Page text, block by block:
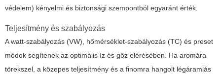
védelem) kényelmi és biztonsági szempontból egyaránt érték.
Teljesítmény és szabályozás
A watt-szabályozás (VW), hőmérséklet-szabályozás (TC) és preset
módok segítenek az optimális íz és gőz elérésében. Ha aromára
törekszel, a közepes teljesítmény és a finomra hangolt légáramlás